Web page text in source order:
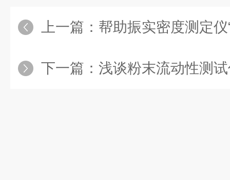
上一篇： 帮助振实密度测定仪
下一篇： 浅谈粉末流动性测